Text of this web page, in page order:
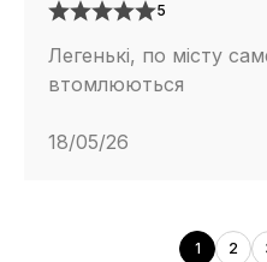
5
Легенькі, по місту
втомлюються
18/05/26
1 2